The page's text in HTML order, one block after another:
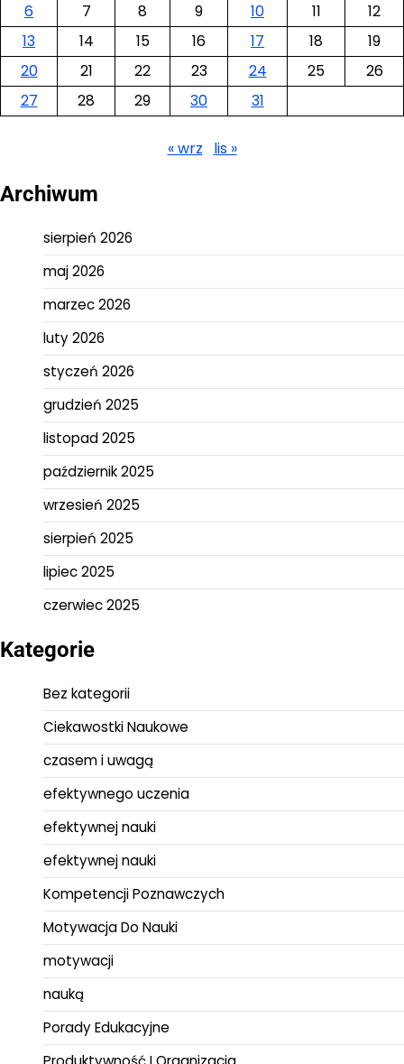
6
7 8 9 10 11
12
13
14 15 16 17 18
19
20
21 22 23 24 25
26
27
28 29 30 31
« wrz lis »
Archiwum
sierpień 2026
maj 2026
marzec 2026
luty 2026
styczeń 2026
grudzień 2025
listopad 2025
październik 2025
wrzesień 2025
sierpień 2025
lipiec 2025
czerwiec 2025
Kategorie
Bez kategorii
Ciekawostki Naukowe
czasem i uwagą
efektywnego uczenia
efektywnej nauki
efektywnej nauki
Kompetencji Poznawczych
Motywacja Do Nauki
motywacji
nauką
Porady Edukacyjne